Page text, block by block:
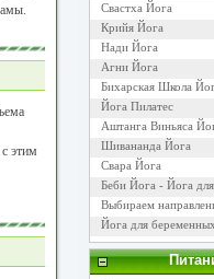
этим
Свастха Йога
Крийя Йога
Нади Йога
Агни Йога
Бихарская Школа
Йога Пилатес
Аштанга Виньяса
Шивананда Йога
Свара Йога
Беби Йога - Йога
Выбираем
Йога для беременных